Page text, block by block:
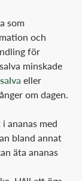
som
och
för
minskade
salvaeller
om dagen.
ananas med
bland annat
äta ananas